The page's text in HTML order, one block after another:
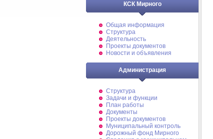
КСК Мирного
Общая информация
Структура
Деятельность
Проекты документов
Новости и объявления
Администрация
Структура
Задачи и функции
План работы
Документы
Проекты документов
Муниципальный контроль
Дорожный фонд Мирного